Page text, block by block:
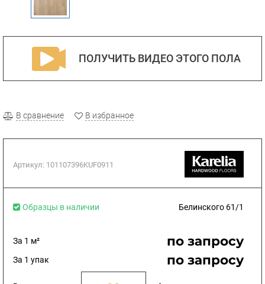
ПОЛУЧИТЬ ВИДЕО ЭТОГО ПОЛА
В сравнение В избранное
Артикул: 101107396KUF0911
Образцы в наличии Белинского 61/1
За 1 м² по запросу
За 1 упак по запросу